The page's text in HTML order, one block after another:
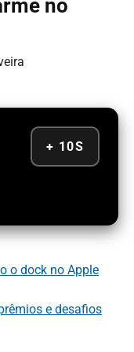
no
+ 10S
o dock no Apple
e desafios